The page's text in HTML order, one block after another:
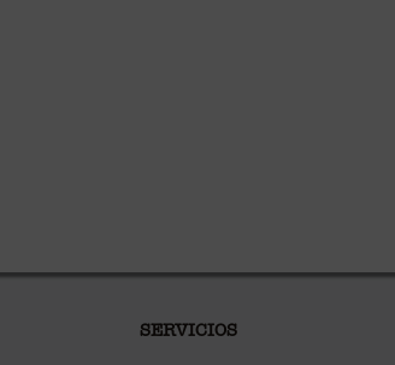
SERVICIOS